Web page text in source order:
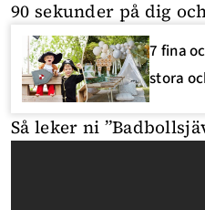
90 sekunder på dig
7 fina
stora
Så leker ni